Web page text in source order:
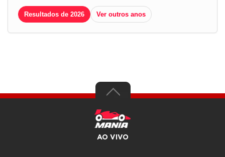
Resultados de 2026 Ver outros anos
AO VIVO